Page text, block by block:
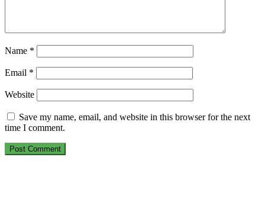
Name *
Email *
Website
Save my name, email, and website in this browser for the next
time I comment.